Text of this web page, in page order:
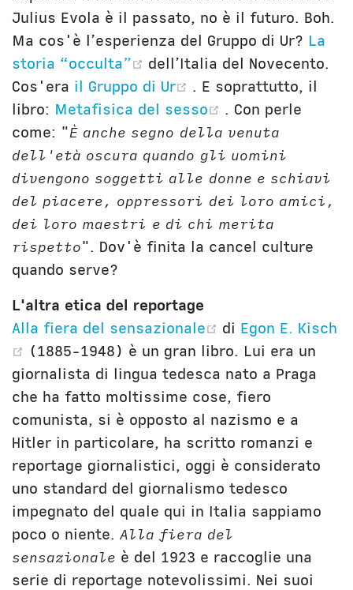
Julius Evola è il passato, no è il futuro. Boh.
Ma cos'è l’esperienza del Gruppo di Ur? La
storia “occulta”
(opens new window)
dell’Italia del Novecento.
Cos'era il Gruppo di Ur (opens new window)
. E soprattutto, il
libro: Metafisica del sesso (opens new
. Con perle
come: "È anche segno della venuta
dell'età oscura quando gli uomini
divengono soggetti alle donne e schiavi
del piacere, oppressori dei loro amici,
dei loro maestri e di chi merita
rispetto". Dov'è finita la cancel culture
quando serve?
L'altra etica del reportage
Alla fiera del sensazionale
(opens new
di Egon E. Kisch
(opens new window)
(1885-1948) è un gran libro. Lui era un
giornalista di lingua tedesca nato a Praga
che ha fatto moltissime cose, fiero
comunista, si è opposto al nazismo e a
Hitler in particolare, ha scritto romanzi e
reportage giornalistici, oggi è considerato
uno standard del giornalismo tedesco
impegnato del quale qui in Italia sappiamo
poco o niente. Alla fiera del
sensazionale è del 1923 e raccoglie una
serie di reportage notevolissimi. Nei suoi